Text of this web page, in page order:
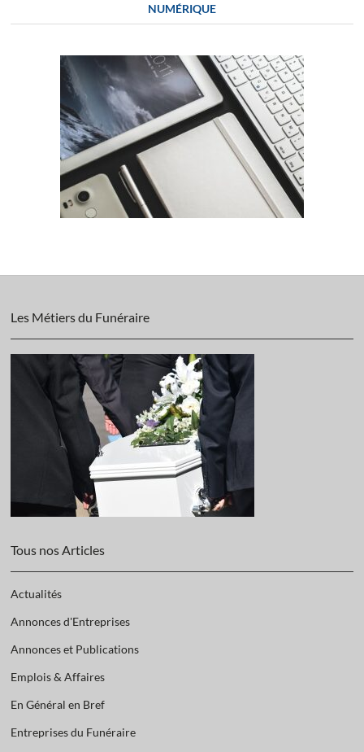
NUMÉRIQUE
Les Métiers du Funéraire
Tous nos Articles
Actualités
Annonces d'Entreprises
Annonces et Publications
Emplois & Affaires
En Général en Bref
Entreprises du Funéraire